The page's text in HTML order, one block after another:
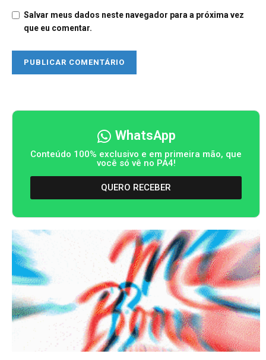
Salvar meus dados neste navegador para a próxima vez
que eu comentar.
WhatsApp
Conteúdo 100% exclusivo e em primeira mão, que
você só vê no PA4!
QUERO RECEBER